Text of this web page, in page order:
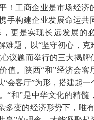
！工商企业是市场经济
手构建企业发展命运共
更是实现长远发展的
难题，以“坚守初心，克
议题而举行的三大揭牌
值。陕西“和”经济会客
会客厅”为形，搭建起一
“和”是中华文化的精髓
多变的经济形势下，唯